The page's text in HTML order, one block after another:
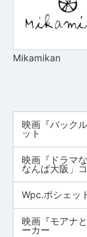
Mikamikan
映画『バック
ット
映画『ドラマ
なんば大阪」
Wpc.ポシェッ
映画『モアナ
ーカー